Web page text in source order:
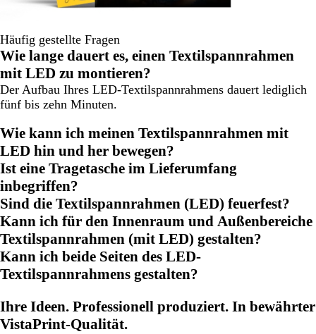
Häufig gestellte Fragen
Wie lange dauert es, einen Textilspannrahmen
mit LED zu montieren?
Der Aufbau Ihres LED-Textilspannrahmens dauert lediglich
fünf bis zehn Minuten.
Wie kann ich meinen Textilspannrahmen mit
LED hin und her bewegen?
Ist eine Tragetasche im Lieferumfang
inbegriffen?
Sind die Textilspannrahmen (LED) feuerfest?
Kann ich für den Innenraum und Außenbereiche
Textilspannrahmen (mit LED) gestalten?
Kann ich beide Seiten des LED-
Textilspannrahmens gestalten?
Ihre Ideen. Professionell produziert. In bewährter
VistaPrint-Qualität.